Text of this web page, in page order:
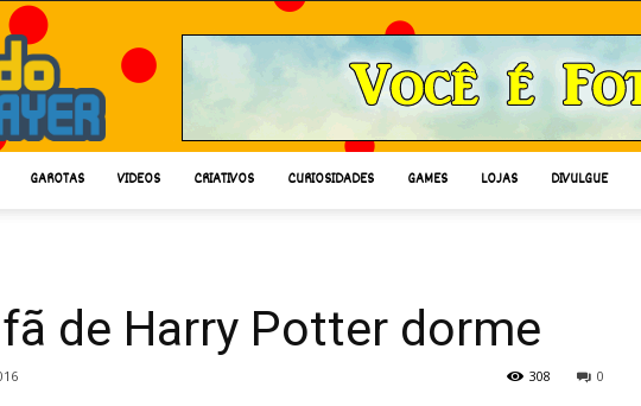
GAROTAS VIDEOS CRIATIVOS CURIOSIDADES GAMES LOJAS DIVULGUE
de Harry Potter dorme
0
308